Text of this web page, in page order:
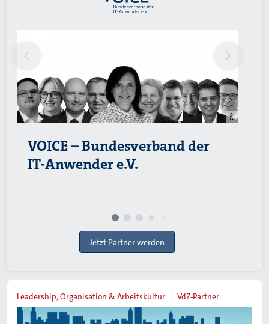
VOICE – Bundesverband der
IT-Anwender e.V.
Jetzt Partner werden
Leadership, Organisation & Arbeitskultur VdZ-Partner